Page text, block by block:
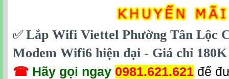
✅Lắp Wifi Viettel Phường Tân Lộc
Modem Wifi6 hiện đại - Giá chỉ 180K
☎ Hãy gọi ngay 0981.621.621 để